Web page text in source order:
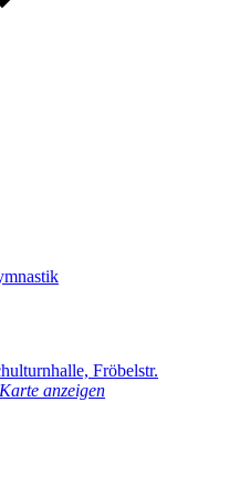
Fröbelstr.
anzeigen